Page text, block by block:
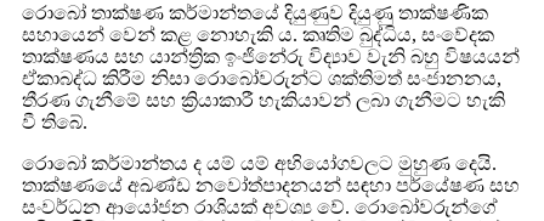
රොබෝ තාක්ෂණ කර්මාන්තයේ දියුණුව දියුණු තාක්ෂණික
සහායෙන් වෙන් කළ නොහැකි ය. කෘතිම බුද්ධිය, සංවේදක
තාක්ෂණය සහ යාන්ත්‍රික ඉංජිනේරු විද්‍යාව වැනි බහු විෂයයන්
ඒකාබද්ධ කිරීම නිසා රොබෝවරුන්ට ශක්තිමත් සංජානනය,
තීරණ ගැනීමේ සහ ක්‍රියාකාරී හැකියාවන් ලබා ගැනීමට හැකි
වී තිබේ.
රොබෝ කර්මාන්තය ද යම් යම් අභියෝගවලට මුහුණ දෙයි.
තාක්ෂණයේ අඛණ්ඩ නවෝත්පාදනයන් සඳහා පර්යේෂණ සහ
සංවර්ධන ආයෝජන රාශියක් අවශ්‍ය වේ. රොබෝවරුන්ගේ